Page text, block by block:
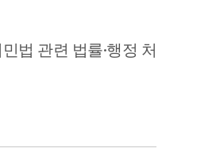
대륜
법 관련 법률·행정 처